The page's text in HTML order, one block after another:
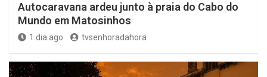
Autocaravana ardeu junto à praia do Cabo do
Mundo em Matosinhos
1 dia ago tvsenhoradahora